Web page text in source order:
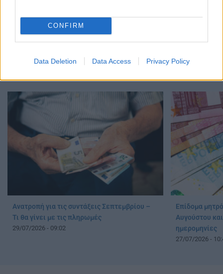
CONFIRM
Data Deletion Data Access Privacy Policy
03/08/2026 - 10:43
Τι αλλάζει
Ανατροπή για τις συντάξεις Σεπτεμβρίου –
Τι θα γίνει με τις πληρωμές
29/07/2026 - 09:02
Επίδομα
Αυγούστου
ημερομηνίες
27/07/2026 -